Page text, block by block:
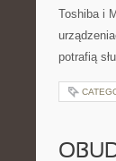
Toshiba i
potrafią